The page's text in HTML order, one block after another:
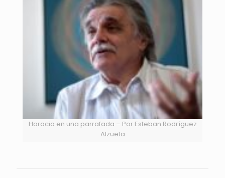
Horacio en una parrafada – Por Esteban Rodríguez
Alzueta